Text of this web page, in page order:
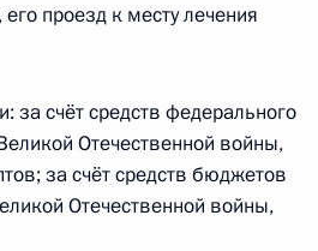
проезд к месту лечения
за счёт средств федерального
Отечественной войны,
за счёт средств бюджетов
Отечественной войны,